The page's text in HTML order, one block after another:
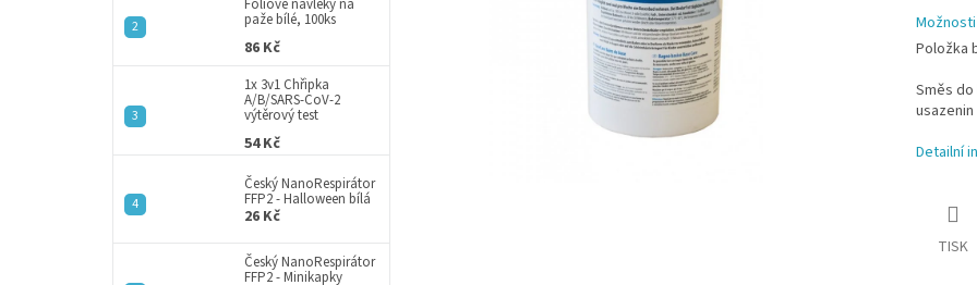
paže bílé, 100ks
86 Kč
1x 3v1 Chřipka
A/B/SARS-CoV-2
výtěrový test
54 Kč
Český NanoRespirátor
FFP2 - Halloween bílá
26 Kč
Český NanoRespirátor
FFP2 - Minikapky
Položka
Směs
Detailní
TISK